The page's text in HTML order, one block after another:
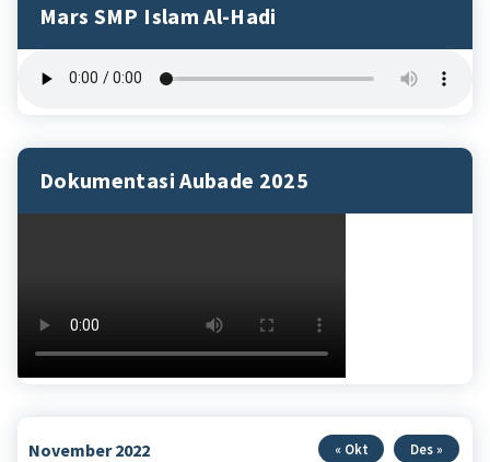
Mars SMP Islam Al-Hadi
Dokumentasi Aubade 2025
November 2022 « Okt Des »